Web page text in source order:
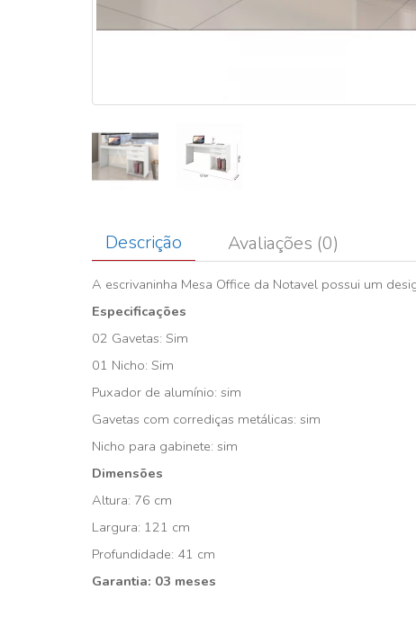
Descrição Avaliações (0)
A escrivaninha Mesa Office da Notavel possui um
Especificações
02 Gavetas: Sim
01 Nicho: Sim
Puxador de alumínio: sim
Gavetas com corrediças metálicas: sim
Nicho para gabinete: sim
Dimensões
Altura: 76 cm
Largura: 121 cm
Profundidade: 41 cm
Garantia: 03 meses